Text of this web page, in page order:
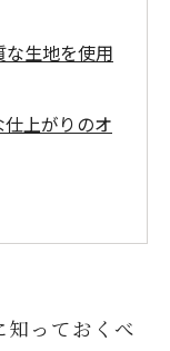
生地を使用
上がりのオ
知っておくべ